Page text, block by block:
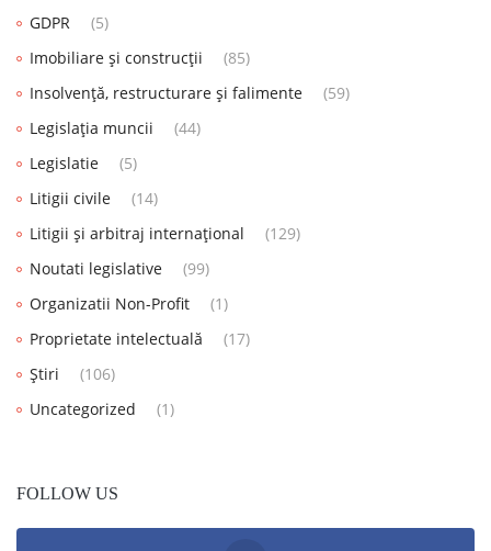
GDPR
(5)
Imobiliare și construcții
(85)
Insolvență, restructurare și falimente
(59)
Legislația muncii
(44)
Legislatie
(5)
Litigii civile
(14)
Litigii și arbitraj internațional
(129)
Noutati legislative
(99)
Organizatii Non-Profit
(1)
Proprietate intelectuală
(17)
Știri
(106)
Uncategorized
(1)
FOLLOW US